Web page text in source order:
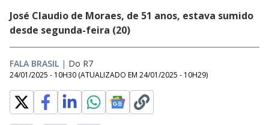
José Claudio de Moraes, de 51 anos, estava sumido
desde segunda-feira (20)
FALA BRASIL | Do R7
24/01/2025 - 10H30 (ATUALIZADO EM 24/01/2025 - 10H29)